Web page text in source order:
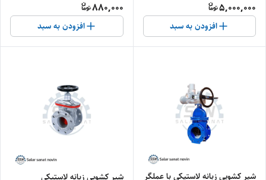
5,000,000
افزودن به سبد
880,000
افزودن به سبد
شیر کشویی زبانه لاستیکی با عملگر
شیر کشویی زبانه لاستیکی